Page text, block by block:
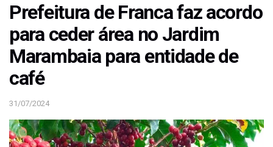
Prefeitura de Franca faz acordo
para ceder área no Jardim
Marambaia para entidade de
café
31/07/2024